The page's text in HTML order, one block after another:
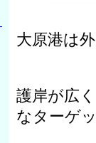
大原港は
護岸が広
なターゲ